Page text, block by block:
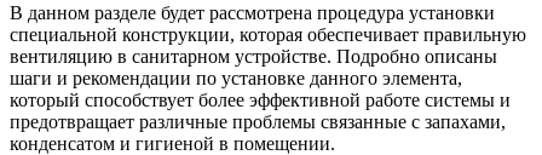
В данном разделе будет рассмотрена процедура установки
специальной конструкции, которая обеспечивает правильную
вентиляцию в санитарном устройстве. Подробно описаны
шаги и рекомендации по установке данного элемента,
который способствует более эффективной работе системы и
предотвращает различные проблемы связанные с запахами,
конденсатом и гигиеной в помещении.